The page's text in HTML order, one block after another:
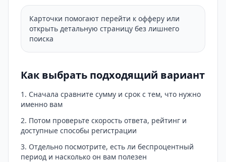
Карточки помогают перейти к офферу или
открыть детальную страницу без лишнего
поиска
Как выбрать подходящий вариант
Сначала сравните сумму и срок с тем, что нужно
именно вам
Потом проверьте скорость ответа, рейтинг и
доступные способы регистрации
Отдельно посмотрите, есть ли беспроцентный
период и насколько он вам полезен